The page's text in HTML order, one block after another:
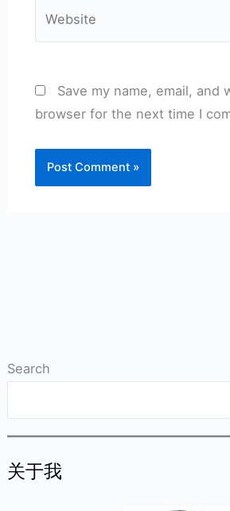
Search
关于我
Save my name, email, and
browser for the next time I